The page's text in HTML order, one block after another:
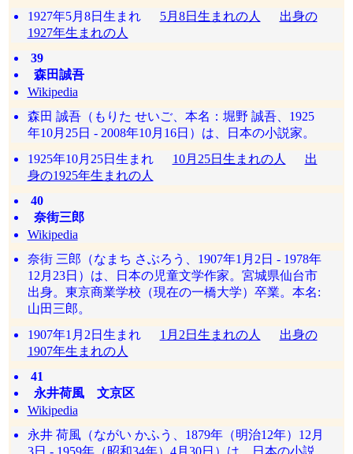
1927年5月8日生まれ 5月8日生まれの人
出身の
1927年生まれの人
39
森田誠吾
Wikipedia
森田 誠吾（もりた せいご、本名：堀野 誠吾、1925
年10月25日 - 2008年10月16日）は、日本の小説家。
1925年10月25日生まれ 10月25日生まれの人
出
身の1925年生まれの人
40
奈街三郎
Wikipedia
奈街 三郎（なまち さぶろう、1907年1月2日 - 1978年
12月23日）は、日本の児童文学作家。宮城県仙台市
出身。東京商業学校（現在の一橋大学）卒業。本名:
山田三郎。
1907年1月2日生まれ 1月2日生まれの人
出身の
1907年生まれの人
41
永井荷風 文京区
Wikipedia
永井 荷風（ながい かふう、1879年（明治12年）12月
3日 - 1959年（昭和34年）4月30日）は、日本の小説